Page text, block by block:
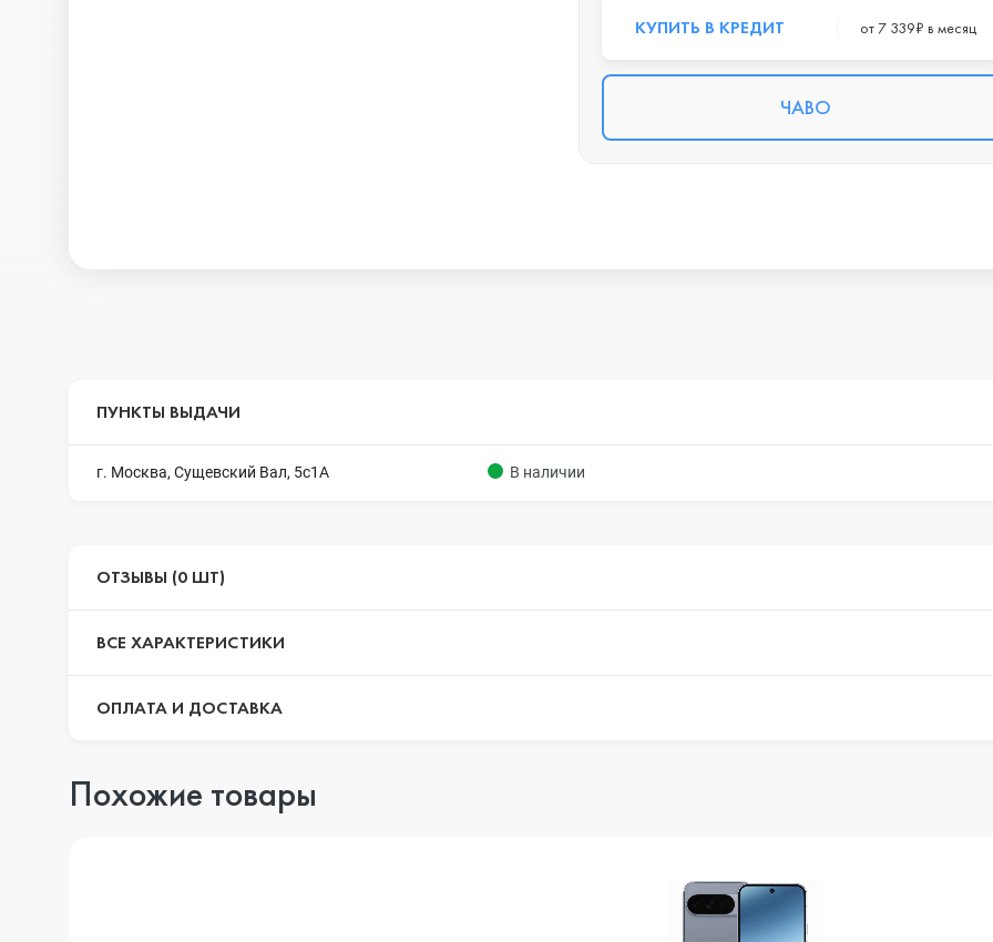
КУПИТЬ В КРЕДИТ от 7 339₽ в месяц
ЧАВО
ПУНКТЫ ВЫДАЧИ
г. Москва, Сущевский Вал, 5с1А В наличии
ОТЗЫВЫ (0 ШТ)
ВСЕ ХАРАКТЕРИСТИКИ
ОПЛАТА И ДОСТАВКА
Похожие товары